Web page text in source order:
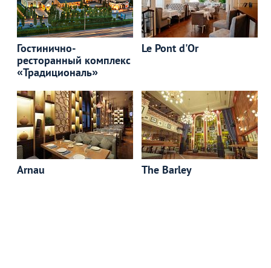
Гостинично-
ресторанный комплекс
«Традициональ»
Le Pont d'Or
Arnau The Barley